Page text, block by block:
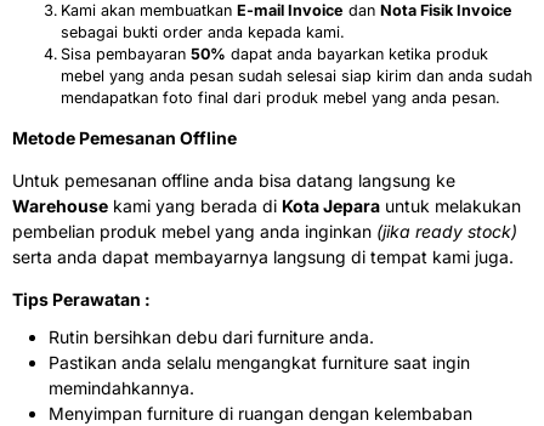
Kami akan membuatkan E-mail Invoice dan Nota Fisik Invoice
sebagai bukti order anda kepada kami.
Sisa pembayaran 50% dapat anda bayarkan ketika produk
mebel yang anda pesan sudah selesai siap kirim dan anda sudah
mendapatkan foto final dari produk mebel yang anda pesan.
Metode Pemesanan Offline
Untuk pemesanan offline anda bisa datang langsung ke
Warehouse kami yang berada di Kota Jepara untuk melakukan
pembelian produk mebel yang anda inginkan (jika ready stock)
serta anda dapat membayarnya langsung di tempat kami juga.
Tips Perawatan :
Rutin bersihkan debu dari furniture anda.
Pastikan anda selalu mengangkat furniture saat ingin
memindahkannya.
Menyimpan furniture di ruangan dengan kelembaban